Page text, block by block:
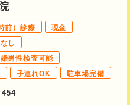
前）診療
現金
し
男性検査可能
子連れOK 駐車場完備
454